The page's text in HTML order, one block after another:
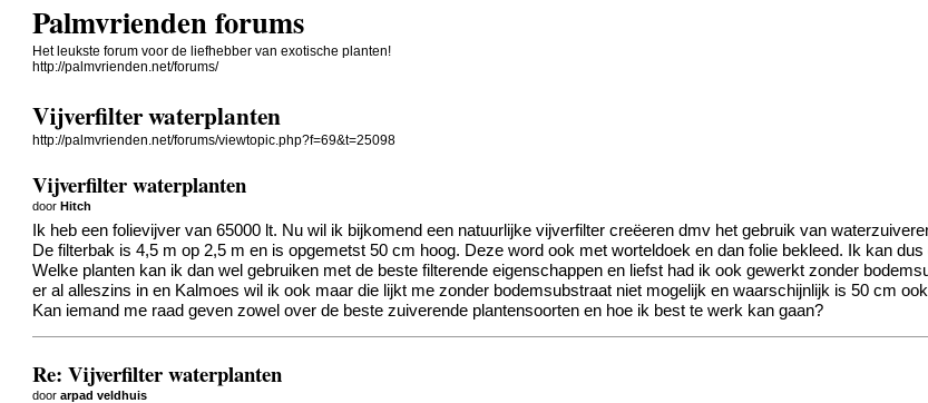
Palmvrienden forums
Het leukste forum voor de liefhebber van exotische planten!
http://palmvrienden.net/forums/
Vijverfilter waterplanten
http://palmvrienden.net/forums/viewtopic.php?f=69&t=25098
Vijverfilter waterplanten
doorHitch
Ik heb een folievijver van 65000 lt. Nu wil ik bijkomend een natuurlijke vijverfilter creëeren dmv het gebruik van
De filterbak is 4,5 m op 2,5 m en is opgemetst 50 cm hoog. Deze word ook met worteldoek en dan folie bekleed. Ik kan
Welke planten kan ik dan wel gebruiken met de beste filterende eigenschappen en liefst had ik ook gewerkt zonder
er al alleszins in en Kalmoes wil ik ook maar die lijkt me zonder bodemsubstraat niet mogelijk en waarschijnlijk is 50 cm
Kan iemand me raad geven zowel over de beste zuiverende plantensoorten en hoe ik best te werk kan gaan?
Re: Vijverfilter waterplanten
doorarpad veldhuis